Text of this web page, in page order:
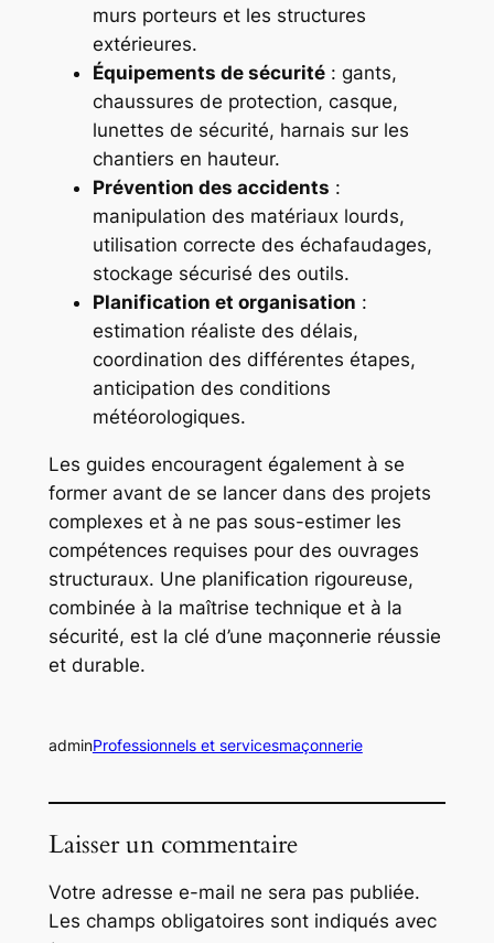
murs porteurs et les structures
extérieures.
Équipements de sécurité: gants,
chaussures de protection, casque,
lunettes de sécurité, harnais sur les
chantiers en hauteur.
Prévention des accidents :
manipulation des matériaux lourds,
utilisation correcte des échafaudages,
stockage sécurisé des outils.
Planification et organisation :
estimation réaliste des délais,
coordination des différentes étapes,
anticipation des conditions
météorologiques.
Les guides encouragent également à se
former avant de se lancer dans des projets
complexes et à ne pas sous-estimer les
compétences requises pour des ouvrages
structuraux. Une planification rigoureuse,
combinée à la maîtrise technique et à la
sécurité, est la clé d’une maçonnerie réussie
et durable.
adminProfessionnels et servicesmaçonnerie
Laisser un commentaire
Votre adresse e-mail ne sera pas publiée.
Les champs obligatoires sont indiqués avec